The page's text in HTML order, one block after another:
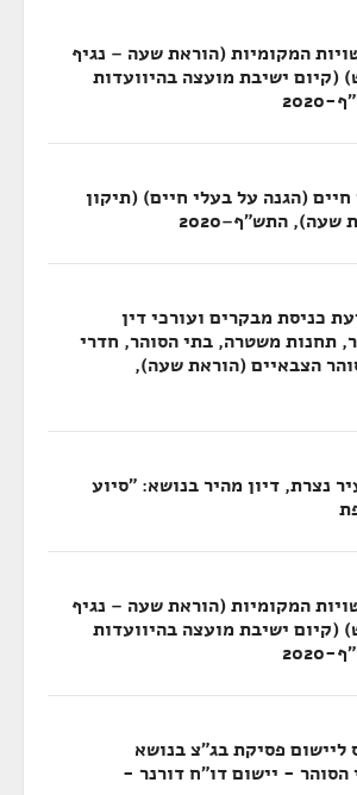
המקומיות (הוראת שעה – נגיף
(קיום ישיבת מועצה בהיוועדות
(הגנה על בעלי חיים) (תיקון
כניסת מבקרים ועורכי דין
תחנות משטרה, בתי הסוהר, חדרי
הצבאיים (הוראת שעה),
נצרת, דיון מהיר בנושא: "סיוע
המקומיות (הוראת שעה – נגיף
(קיום ישיבת מועצה בהיוועדות
ליישום פסיקת בג"צ בנושא
הסוהר - יישום דו"ח דורנר -